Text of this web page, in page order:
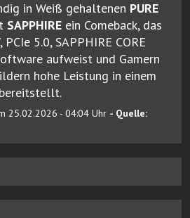
in Weiß gehaltenen PURE
SAPPHIRE ein Comeback, das
5.0, SAPPHIRE CORE
aufweist und Gamern
hohe Leistung in einem
25.02.2026 - 04:04 Uhr - Quelle: